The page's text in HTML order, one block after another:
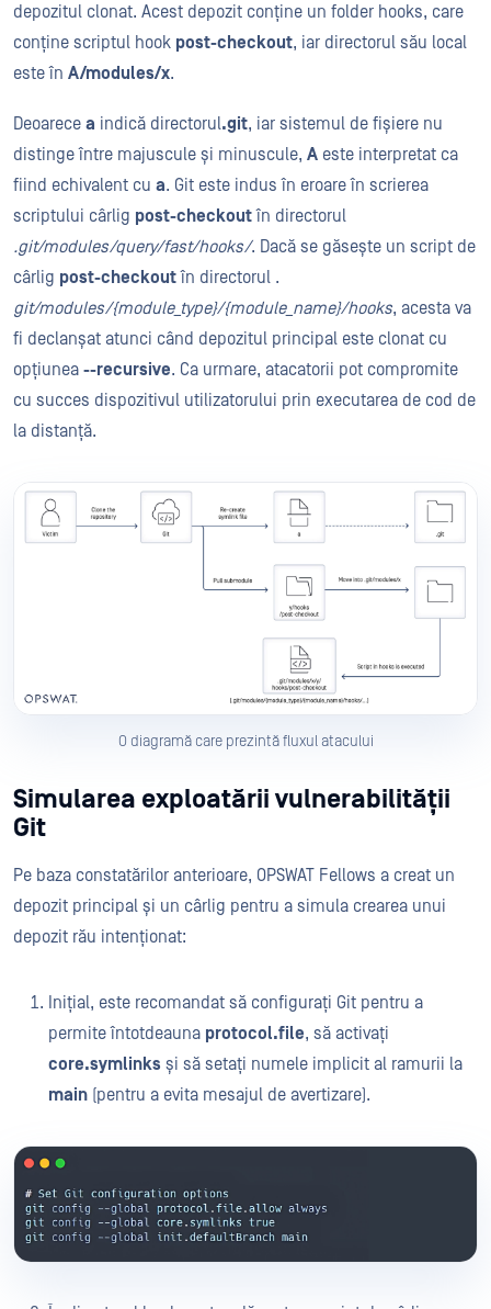
depozitul clonat. Acest depozit conține un folder hooks, care
conține scriptul hook post-checkout, iar directorul său local
este în A/modules/x.
Deoarece a indică directorul.git, iar sistemul de fișiere nu
distinge între majuscule și minuscule, A este interpretat ca
fiind echivalent cu a. Git este indus în eroare în scrierea
scriptului cârlig post-checkoutîn directorul
.git/modules/query/fast/hooks/. Dacă se găsește un script de
cârlig post-checkoutîn directorul .
git/modules/{module_type}/{module_name}/hooks, acesta va
fi declanșat atunci când depozitul principal este clonat cu
opțiunea --recursive. Ca urmare, atacatorii pot compromite
cu succes dispozitivul utilizatorului prin executarea de cod de
la distanță.
O diagramă care prezintă fluxul atacului
Simularea exploatării vulnerabilității
Git
Pe baza constatărilor anterioare, OPSWAT Fellows a creat un
depozit principal și un cârlig pentru a simula crearea unui
depozit rău intenționat:
Inițial, este recomandat să configurați Git pentru a
permite întotdeauna protocol.file, să activați
core.symlinks și să setați numele implicit al ramurii la
main (pentru a evita mesajul de avertizare).